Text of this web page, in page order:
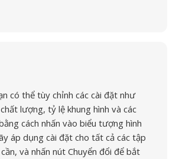
có thể tùy chỉnh các cài đặt như
lượng, tỷ lệ khung hình và các
cách nhấn vào biểu tượng hình
áp dụng cài đặt cho tất cả các tập
và nhấn nút Chuyển đổi để bắt